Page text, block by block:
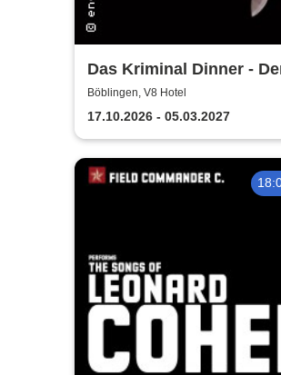
Das Kriminal Dinner -
letzte Joint der Marie
Böblingen, V8 Hotel
17.10.2026 - 05.03.2027